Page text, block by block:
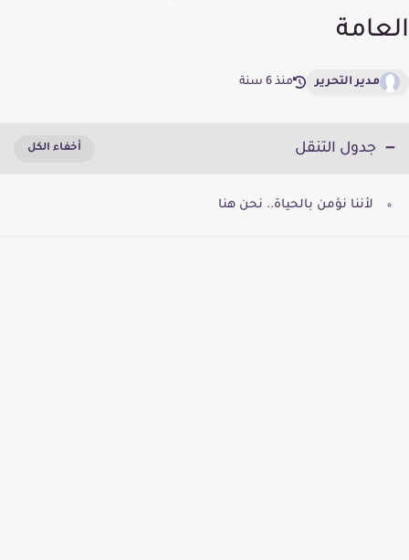
العامة
مدير التحرير منذ 6 سنة
جدول التنقل
لأننا نؤمن بالحياة.. نحن هنا